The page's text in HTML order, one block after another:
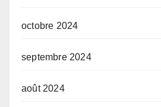
octobre 2024
septembre 2024
août 2024